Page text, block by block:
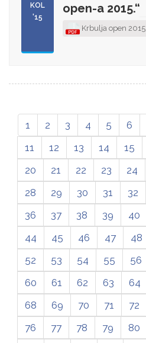
KOL
'15
open-a 2015.“
Krbulja open 2015_
1 2 3 4 5 6
11
12 13 14 15
20
21 22 23 24
28
29 30 31 32
36
37 38 39 40
44
45 46 47 48
52
53 54 55 56
60
61 62 63 64
68
69 70 71 72
76
77 78 79 80